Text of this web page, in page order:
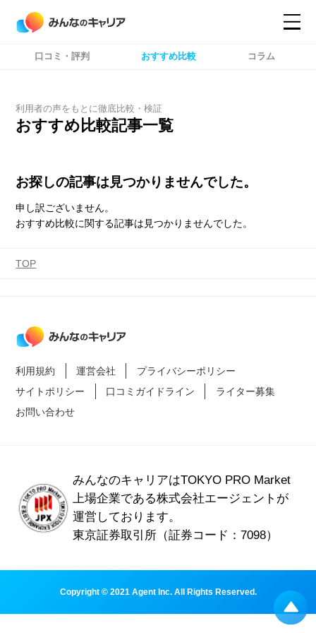
コンテンツ
コンテンツ
口コミ・評判 おすすめ比較 コラム
利用者の声をもとに徹底比較・検証
おすすめ比較記事一覧
お探しの記事は見つかりませんでした。
申し訳ございません。
おすすめ比較に関する記事は見つかりませんでした。
TOP
利用規約 運営会社
プライバシーポリシー
サイトポリシー
口コミガイドライン
ライター募集
お問い合わせ
みんなのキャリアはTOKYO PRO Market
上場企業である株式会社エージェントが
運営しております。
東京証券取引所（証券コード：7098）
Copyright © 2021 Agent Inc. All Rights Reserved.